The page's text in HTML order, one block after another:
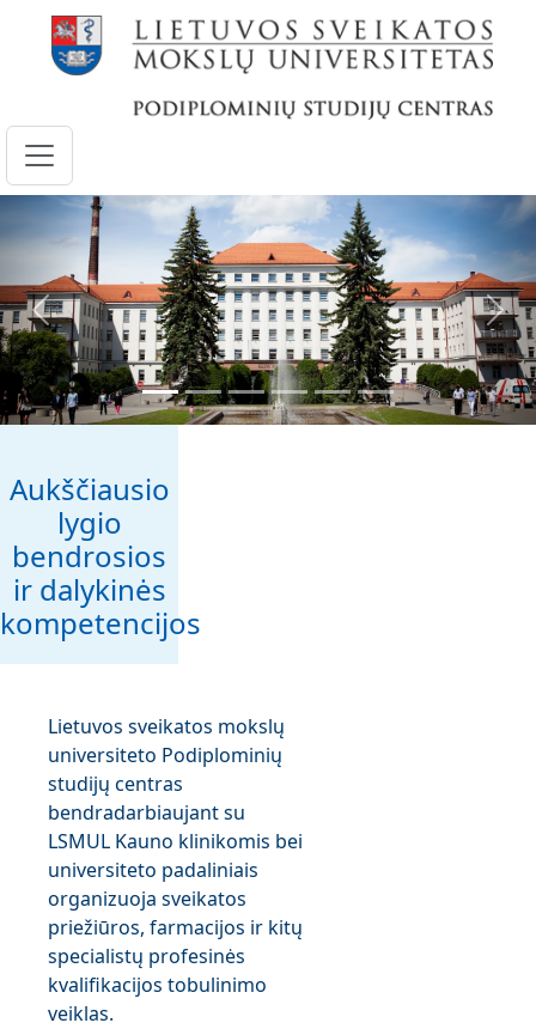
Pereiti į pagrindinį turinį
Ankstesnis
Aukščiausio
lygio
bendrosios
ir dalykinės
kompetencijos
Lietuvos sveikatos mokslų
universiteto Podiplominių
studijų centras
bendradarbiaujant su
LSMUL Kauno klinikomis bei
universiteto padaliniais
organizuoja sveikatos
priežiūros, farmacijos ir kitų
specialistų profesinės
kvalifikacijos tobulinimo
veiklas.